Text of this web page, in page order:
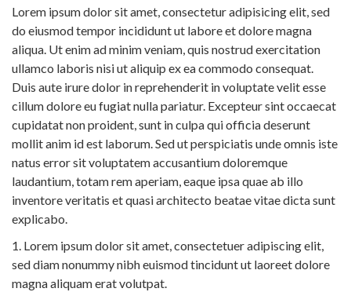
Lorem ipsum dolor sit amet, consectetur adipisicing elit, sed
do eiusmod tempor incididunt ut labore et dolore magna
aliqua. Ut enim ad minim veniam, quis nostrud exercitation
ullamco laboris nisi ut aliquip ex ea commodo consequat.
Duis aute irure dolor in reprehenderit in voluptate velit esse
cillum dolore eu fugiat nulla pariatur. Excepteur sint occaecat
cupidatat non proident, sunt in culpa qui officia deserunt
mollit anim id est laborum. Sed ut perspiciatis unde omnis iste
natus error sit voluptatem accusantium doloremque
laudantium, totam rem aperiam, eaque ipsa quae ab illo
inventore veritatis et quasi architecto beatae vitae dicta sunt
explicabo.
Lorem ipsum dolor sit amet, consectetuer adipiscing elit,
sed diam nonummy nibh euismod tincidunt ut laoreet dolore
magna aliquam erat volutpat.